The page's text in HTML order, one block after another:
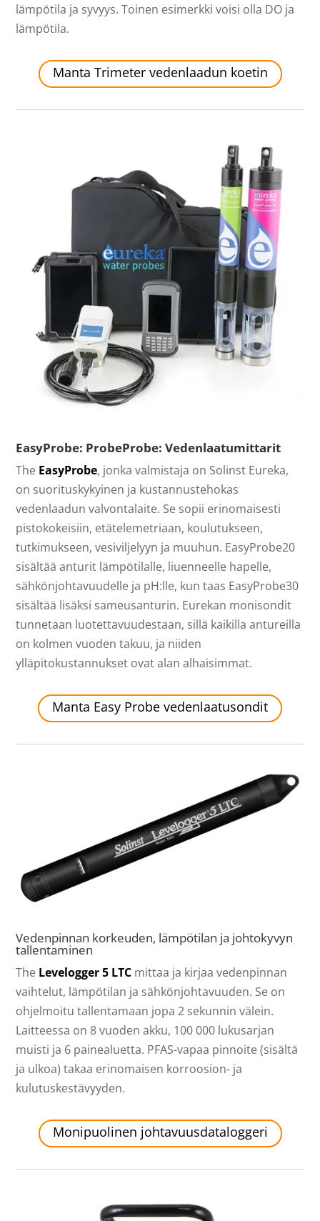
lämpötila ja syvyys. Toinen esimerkki voisi olla DO ja
lämpötila.
Manta Trimeter vedenlaadun koetin
EasyProbe: ProbeProbe: Vedenlaatumittarit
The EasyProbe, jonka valmistaja on Solinst Eureka,
on suorituskykyinen ja kustannustehokas
vedenlaadun valvontalaite. Se sopii erinomaisesti
pistokokeisiin, etätelemetriaan, koulutukseen,
tutkimukseen, vesiviljelyyn ja muuhun. EasyProbe20
sisältää anturit lämpötilalle, liuenneelle hapelle,
sähkönjohtavuudelle ja pH:lle, kun taas EasyProbe30
sisältää lisäksi sameusanturin. Eurekan monisondit
tunnetaan luotettavuudestaan, sillä kaikilla antureilla
on kolmen vuoden takuu, ja niiden
ylläpitokustannukset ovat alan alhaisimmat.
Manta Easy Probe vedenlaatusondit
Vedenpinnan korkeuden, lämpötilan ja johtokyvyn
tallentaminen
The Levelogger 5 LTC mittaa ja kirjaa vedenpinnan
vaihtelut, lämpötilan ja sähkönjohtavuuden. Se on
ohjelmoitu tallentamaan jopa 2 sekunnin välein.
Laitteessa on 8 vuoden akku, 100 000 lukusarjan
muisti ja 6 painealuetta. PFAS-vapaa pinnoite (sisältä
ja ulkoa) takaa erinomaisen korroosion- ja
kulutuskestävyyden.
Monipuolinen johtavuusdataloggeri